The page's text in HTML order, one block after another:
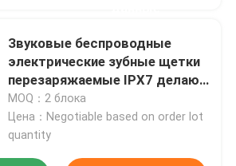
Звуковые беспроводные
электрические зубные щетки
перезаряжаемые IPX7 делают
водостойким
MOQ：2 блока
Цена：Negotiable based on order lot
quantity